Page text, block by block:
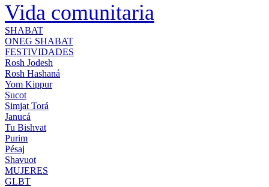
Vida comunitaria
SHABAT
ONEG SHABAT
FESTIVIDADES
Rosh Jodesh
Rosh Hashaná
Yom Kippur
Sucot
Simjat Torá
Janucá
Tu Bishvat
Purim
Pésaj
Shavuot
MUJERES
GLBT